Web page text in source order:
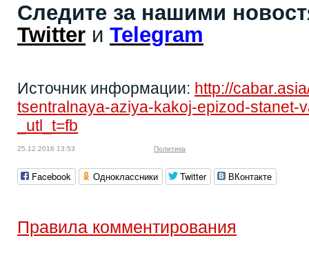
Следите за нашими
Twitter и Telegram
Источник информации: http://
tsentralnaya-aziya-kakoj-epizod-stanet-
_utl_t=fb
25.12.2016 13:53 Политика
Facebook Одноклассники Twitter ВКонтакте
Правила комментирования